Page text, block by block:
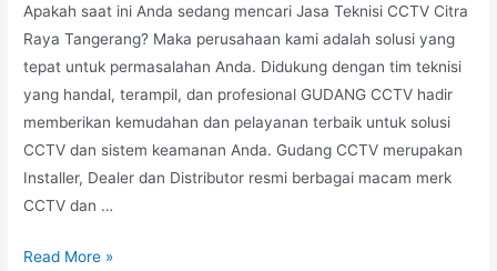
Apakah saat ini Anda sedang mencari Jasa Teknisi CCTV Citra
Raya Tangerang? Maka perusahaan kami adalah solusi yang
tepat untuk permasalahan Anda. Didukung dengan tim teknisi
yang handal, terampil, dan profesional GUDANG CCTV hadir
memberikan kemudahan dan pelayanan terbaik untuk solusi
CCTV dan sistem keamanan Anda. Gudang CCTV merupakan
Installer, Dealer dan Distributor resmi berbagai macam merk
CCTV dan …
Read More »